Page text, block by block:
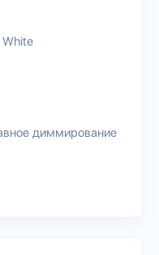
White
диммирование